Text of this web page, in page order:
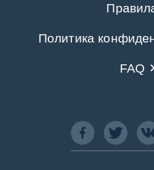
Политика
FAQ